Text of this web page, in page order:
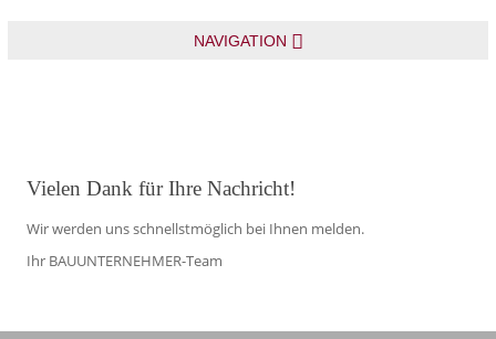
NAVIGATION
Vielen Dank für Ihre Nachricht!
Wir werden uns schnellstmöglich bei Ihnen melden.
Ihr BAUUNTERNEHMER-Team